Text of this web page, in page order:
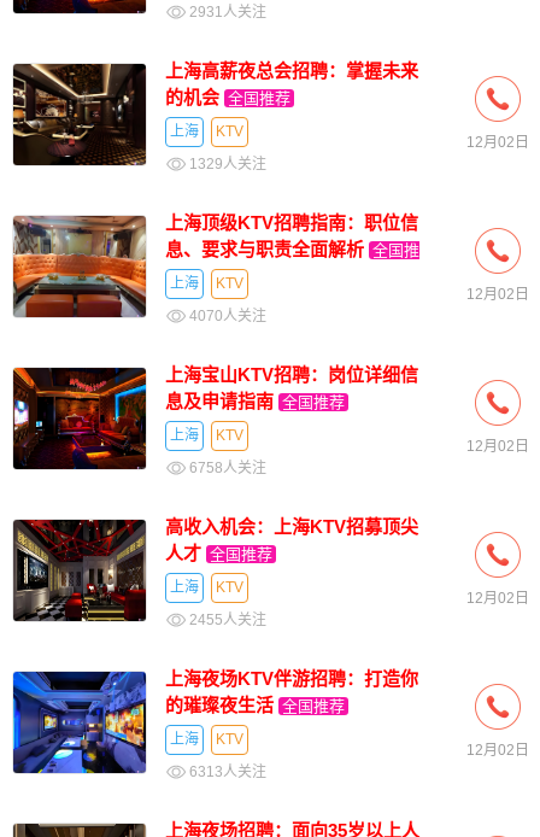
2931人关注
上海高薪夜总会招聘：掌握未来
的机会 全国推荐
上海
KTV
1329人关注
12月02日
上海顶级KTV招聘指南：职位信
息、要求与职责全面解析 全国推
荐
上海
KTV
4070人关注
12月02日
上海宝山KTV招聘：岗位详细信
息及申请指南 全国推荐
上海
KTV
6758人关注
12月02日
高收入机会：上海KTV招募顶尖
人才 全国推荐
上海
KTV
2455人关注
12月02日
上海夜场KTV伴游招聘：打造你
的璀璨夜生活 全国推荐
上海
KTV
6313人关注
12月02日
上海夜场招聘：面向35岁以上人